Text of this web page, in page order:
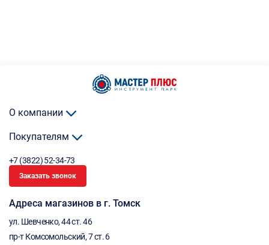
О компании
Покупателям
+7 (3822) 52-34-73
Заказать звонок
Адреса магазинов в г. Томск
ул. Шевченко, 44 ст. 46
пр-т Комсомольский, 7 ст. 6